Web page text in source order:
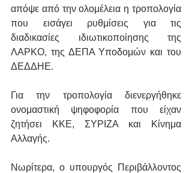
απόψε από την ολομέλεια η τροπολογία
που εισάγει ρυθμίσεις για τις
διαδικασίες ιδιωτικοποίησης της
ΛΑΡΚΟ, της ΔΕΠΑ Υποδομών και του
ΔΕΔΔΗΕ.
Για την τροπολογία διενεργήθηκε
ονομαστική ψηφοφορία που είχαν
ζητήσει ΚΚΕ, ΣΥΡΙΖΑ και Κίνημα
Αλλαγής.
Νωρίτερα, ο υπουργός Περιβάλλοντος